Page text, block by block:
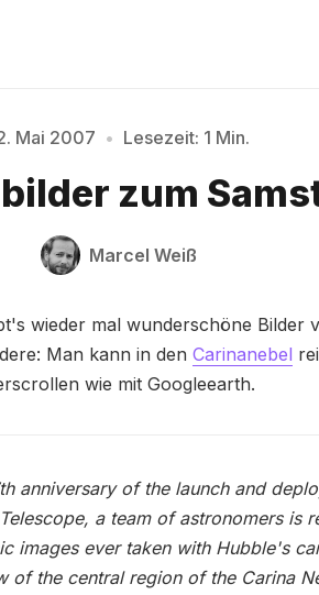
Mai 2007 • Lesezeit: 1 Min.
zum
Marcel Weiß
wieder mal wunderschöne Bilder
Man kann in den Carinanebel
wie mit Googleearth.
anniversary of the launch and
a team of astronomers is
images ever taken with Hubble's
of the central region of the Carina